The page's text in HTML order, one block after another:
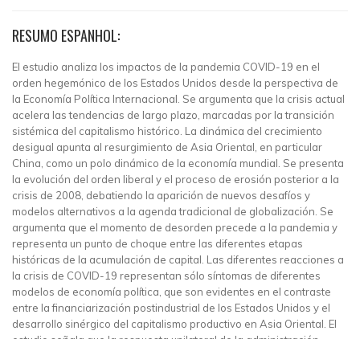
RESUMO ESPANHOL:
El estudio analiza los impactos de la pandemia COVID-19 en el
orden hegemónico de los Estados Unidos desde la perspectiva de
la Economía Política Internacional. Se argumenta que la crisis actual
acelera las tendencias de largo plazo, marcadas por la transición
sistémica del capitalismo histórico. La dinámica del crecimiento
desigual apunta al resurgimiento de Asia Oriental, en particular
China, como un polo dinámico de la economía mundial. Se presenta
la evolución del orden liberal y el proceso de erosión posterior a la
crisis de 2008, debatiendo la aparición de nuevos desafíos y
modelos alternativos a la agenda tradicional de globalización. Se
argumenta que el momento de desorden precede a la pandemia y
representa un punto de choque entre las diferentes etapas
históricas de la acumulación de capital. Las diferentes reacciones a
la crisis de COVID-19 representan sólo síntomas de diferentes
modelos de economía política, que son evidentes en el contraste
entre la financiarización postindustrial de los Estados Unidos y el
desarrollo sinérgico del capitalismo productivo en Asia Oriental. El